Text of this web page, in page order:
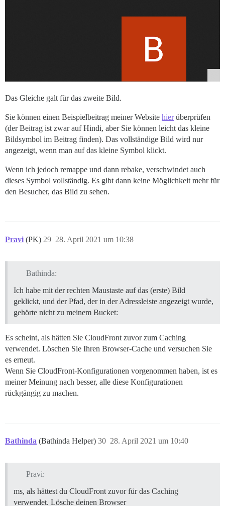
Das Gleiche galt für das zweite Bild.
Sie können einen Beispielbeitrag meiner Website hierüberprüfen
(der Beitrag ist zwar auf Hindi, aber Sie können leicht das kleine
Bildsymbol im Beitrag finden). Das vollständige Bild wird nur
angezeigt, wenn man auf das kleine Symbol klickt.
Wenn ich jedoch remappe und dann rebake, verschwindet auch
dieses Symbol vollständig. Es gibt dann keine Möglichkeit mehr für
den Besucher, das Bild zu sehen.
Pravi (PK) 28. April 2021 um 10:38
29
Bathinda:
Ich habe mit der rechten Maustaste auf das (erste) Bild
geklickt, und der Pfad, der in der Adressleiste angezeigt wurde,
gehörte nicht zu meinem Bucket:
Es scheint, als hätten Sie CloudFront zuvor zum Caching
verwendet. Löschen Sie Ihren Browser-Cache und versuchen Sie
es erneut.
Wenn Sie CloudFront-Konfigurationen vorgenommen haben, ist es
meiner Meinung nach besser, alle diese Konfigurationen
rückgängig zu machen.
Bathinda (Bathinda Helper) 28. April 2021 um 10:40
30
Pravi:
ms, als hättest du CloudFront zuvor für das Caching
verwendet. Lösche deinen Browser